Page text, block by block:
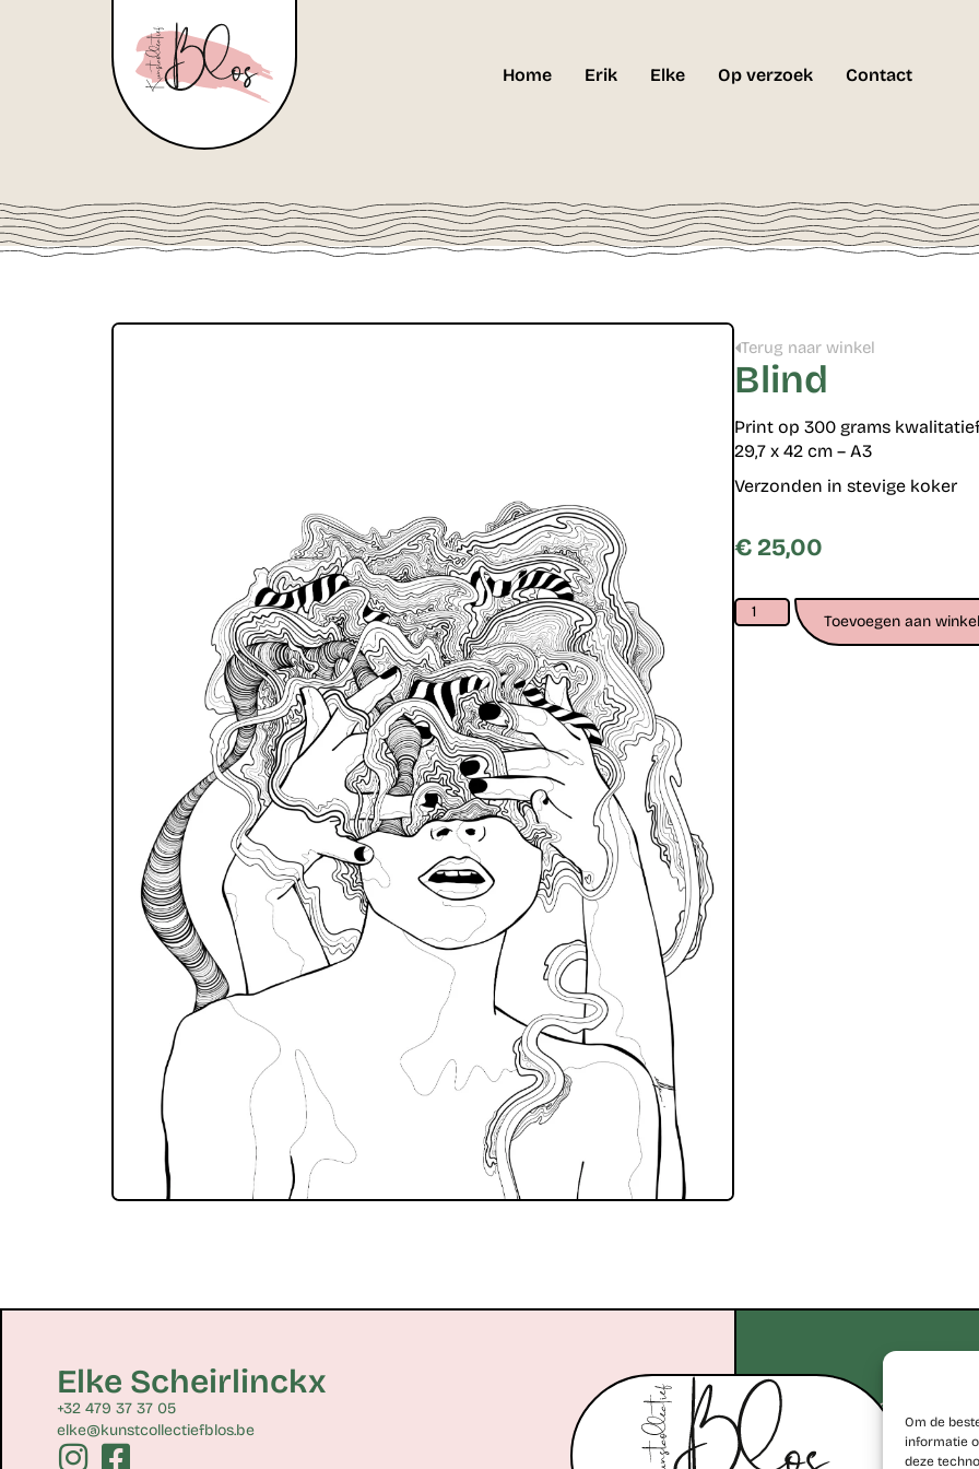
Om de
informatie
deze
Home Erik Elke Op verzoek Contact
Terug naar winkel
Blind
Print op 300 grams
29,7 x 42 cm – A3
Verzonden in stevige koker
€ 25,00
Toevoegen aan
Elke Scheirlinckx
+32 479 37 37 05
elke@kunstcollectiefblos.be
+32 477 77 28 06